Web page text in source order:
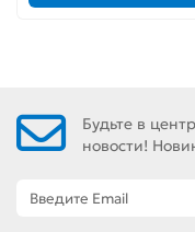
Будьте в
новости!